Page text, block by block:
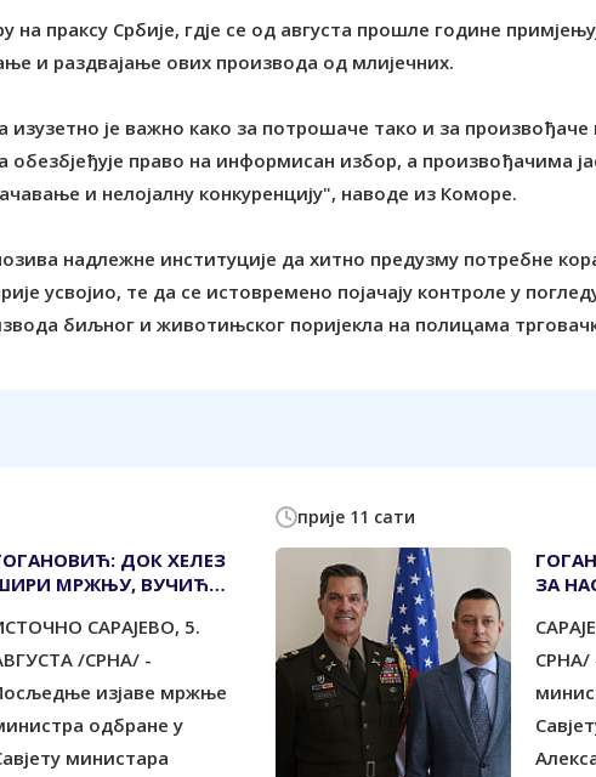
на праксу Србије, гдје се од августа прошле године
и раздвајање ових производа од млијечних.
је важно како за потрошаче тако и за произвођаче
право на информисан избор, а произвођачима
и нелојалну конкуренцију", наводе из Коморе.
надлежне институције да хитно предузму потребне
усвојио, те да се истовремено појачају контроле у
биљног и животињског поријекла на полицама
ДОК ХЕЛЕЗ
МРЖЊУ, ВУЧИЋА
НАРОДА
САРАЈЕВО, 5.
/СРНА/ -
изјаве мржње
одбране у
министара
прије 11 сати
ЗА
СРНА/